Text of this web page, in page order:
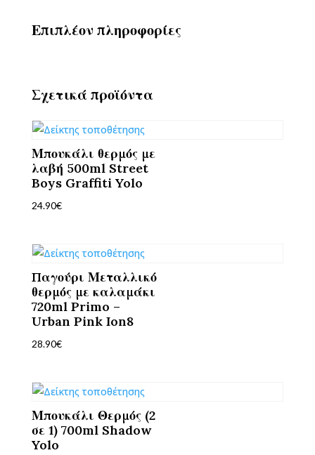
ποσότητα
Επιπλέον πληροφορίες
Σχετικά προϊόντα
Μπουκάλι θερμός με
λαβή 500ml Street
Boys Graffiti Yolo
24.90€
Παγούρι Μεταλλικό
θερμός με καλαμάκι
720ml Primo –
Urban Pink Ion8
28.90€
Μπουκάλι Θερμός (2
σε 1) 700ml Shadow
Yolo